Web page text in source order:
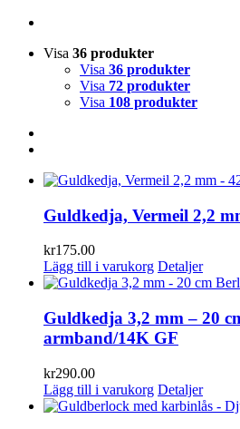
Visa 36 produkter
Visa 36 produkter
Visa 72 produkter
Visa 108 produkter
Guldkedja, Vermeil 2,2
kr175.00
Lägg till i varukorg Detaljer
Guldkedja 3,2 mm – 20
armband/14K GF
kr290.00
Lägg till i varukorg Detaljer